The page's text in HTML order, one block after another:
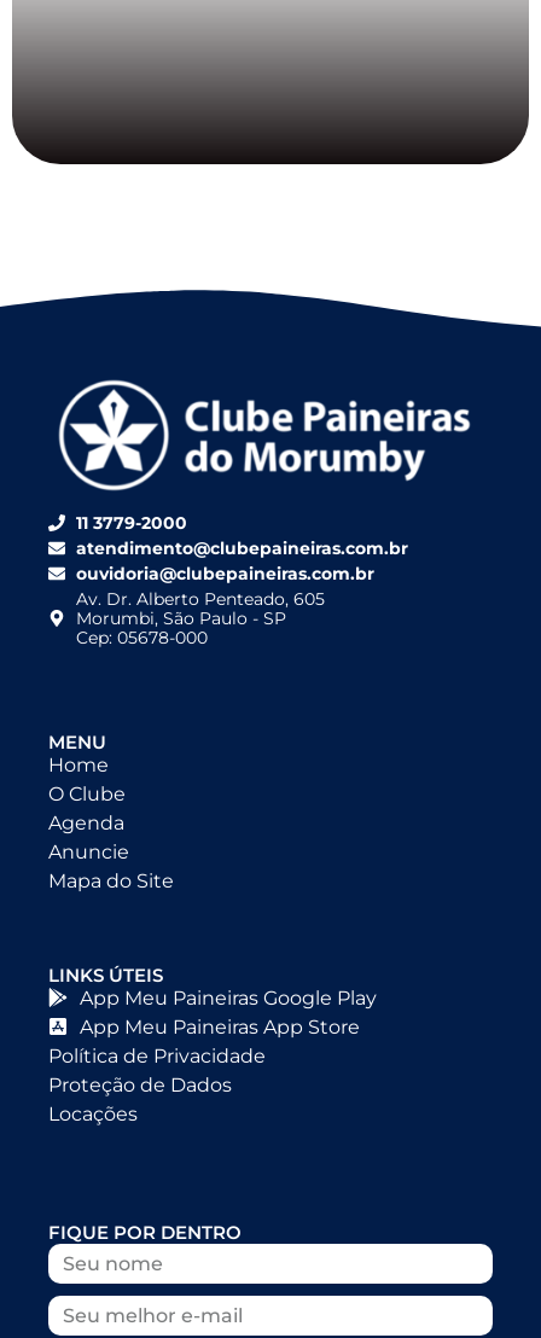
11 3779-2000
atendimento@clubepaineiras.com.br
ouvidoria@clubepaineiras.com.br
Av. Dr. Alberto Penteado, 605
Morumbi, São Paulo - SP
Cep: 05678-000
MENU
Home
O Clube
Agenda
Anuncie
Mapa do Site
LINKS ÚTEIS
App Meu Paineiras Google Play
App Meu Paineiras App Store
Política de Privacidade
Proteção de Dados
Locações
FIQUE POR DENTRO